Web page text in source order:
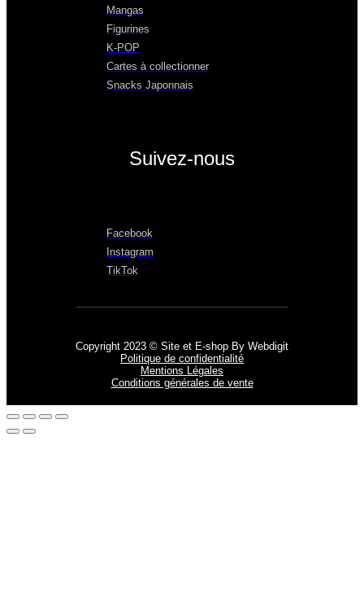
Mangas
Figurines
K-POP
Cartes à collectionner
Snacks Japonnais
Suivez-nous
Facebook
Instagram
TikTok
Copyright 2023 © Site et E-shop By Webdigit
Politique de confidentialité
Mentions Légales
Conditions générales de vente